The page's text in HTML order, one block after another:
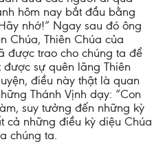
hôm nay bắt đầu bằng
nhớ!” Ngay sau đó ông
Chúa, Thiên Chúa của
được trao cho chúng ta để
sự quên lãng Thiên
điều này thật là quan
Thánh Vịnh dạy: “Con
suy tưởng đến những kỳ
cả những điều kỳ diệu Chúa
chúng ta.